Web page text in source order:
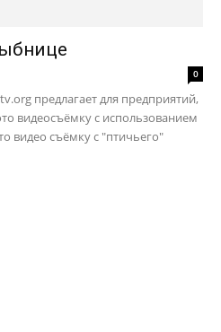
0
предлагает для предприятий,
видеосъёмку с использованием
видео съёмку с "птичьего"